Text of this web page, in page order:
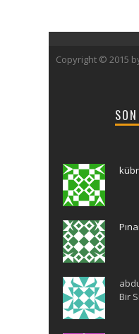
Copyright © 2015
Bir